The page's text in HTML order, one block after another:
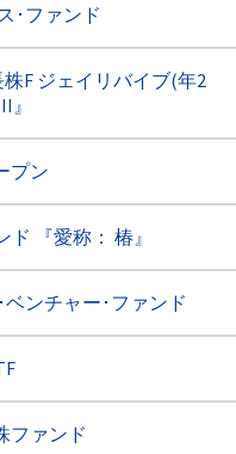
･ファンド
F ジェイリバイブ(年2
』
プン
『愛称： 椿』
ンチャー･ファンド
ファンド